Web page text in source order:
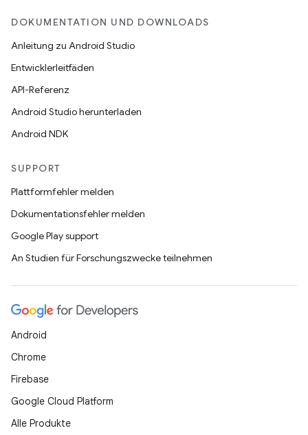
DOKUMENTATION UND DOWNLOADS
Anleitung zu Android Studio
Entwicklerleitfäden
API-Referenz
Android Studio herunterladen
Android NDK
SUPPORT
Plattformfehler melden
Dokumentationsfehler melden
Google Play support
An Studien für Forschungszwecke teilnehmen
Android
Chrome
Firebase
Google Cloud Platform
Alle Produkte